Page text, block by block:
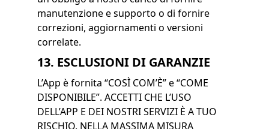
manutenzione e supporto o di fornire
correzioni, aggiornamenti o versioni
correlate.
13. ESCLUSIONI DI GARANZIE
L’App è fornita “COSÌ COM’È” e “COME
DISPONIBILE”. ACCETTI CHE L’USO
DELL’APP E DEI NOSTRI SERVIZI È A TUO
RISCHIO. NELLA MASSIMA MISURA